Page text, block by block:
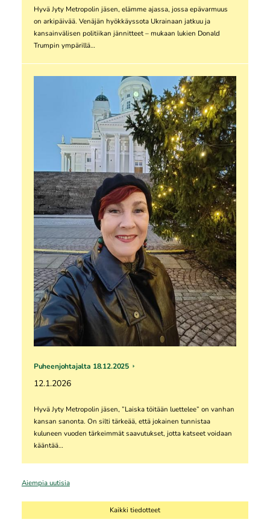
Hyvä Jyty Metropolin jäsen, elämme ajassa, jossa epävarmuus
on arkipäivää. Venäjän hyökkäyssota Ukrainaan jatkuu ja
kansainvälisen politiikan jännitteet – mukaan lukien Donald
Trumpin ympärillä…
Puheenjohtajalta 18.12.2025
12.1.2026
Hyvä Jyty Metropolin jäsen, ”Laiska töitään luettelee” on vanhan
kansan sanonta. On silti tärkeää, että jokainen tunnistaa
kuluneen vuoden tärkeimmät saavutukset, jotta katseet voidaan
kääntää…
Aiempia uutisia
Kaikki tiedotteet